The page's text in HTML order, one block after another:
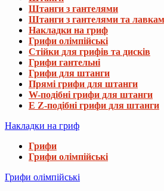
Штанги з гантелями
Штанги з гантелями та
Накладки на гриф
Грифи олімпійські
Стійки для грифів та дисків
Грифи гантельні
Грифи для штанги
Прямі грифи для штанги
W-подібні грифи для штанги
E Z-подібні грифи для штанги
Накладки на гриф
Грифи
Грифи олімпійські
Грифи олімпійські